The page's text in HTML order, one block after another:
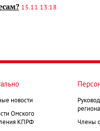
15.11 13:18
новости
Омского
КПРФ
Члены